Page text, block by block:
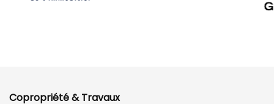
Copropriété & Travaux